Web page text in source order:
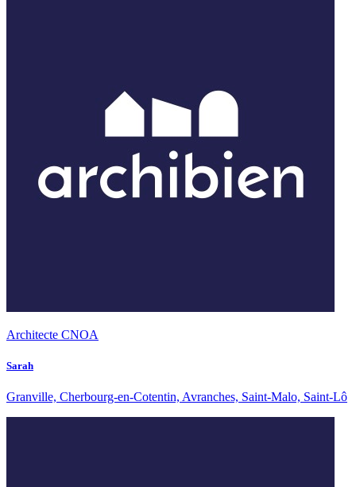
Architecte CNOA
Sarah
Granville, Cherbourg-en-Cotentin, Avranches, Saint-Malo, Saint-Lô